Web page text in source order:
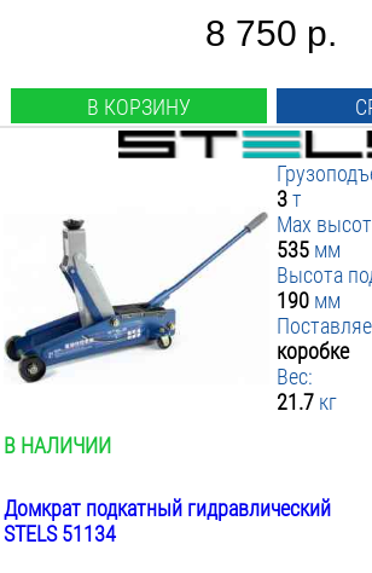
8 750 р.
В КОРЗИНУ
3т
Max
535 мм
Высота
190 мм
коробке
Вес:
21.7 кг
В НАЛИЧИИ
Домкрат подкатный гидравлический
STELS 51134